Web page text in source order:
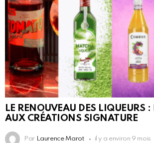
LE RENOUVEAU DES LIQUEURS :
AUX CRÉATIONS SIGNATURE
Par Laurence Marot il y a environ 9 mois